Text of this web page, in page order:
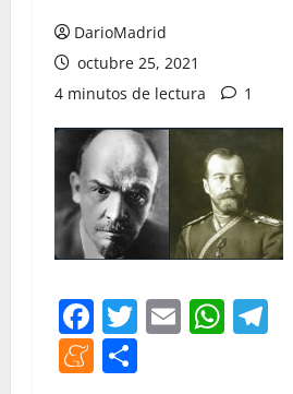
DarioMadrid
octubre 25, 2021
4 minutos de lectura
1
Facebook
Twitter
Email
Meneame